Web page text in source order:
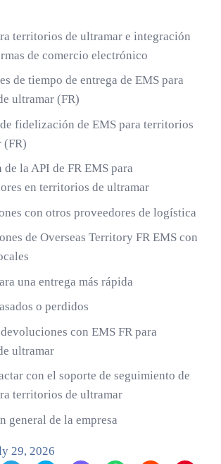
territorios de ultramar e integración
de comercio electrónico
de tiempo de entrega de EMS para
ultramar (FR)
fidelización de EMS para territorios
(FR)
la API de FR EMS para
en territorios de ultramar
con otros proveedores de logística
de Overseas Territory FR EMS con
una entrega más rápida
​​o perdidos
con EMS FR para
ultramar
con el soporte de seguimiento de
territorios de ultramar
general de la empresa
29, 2026